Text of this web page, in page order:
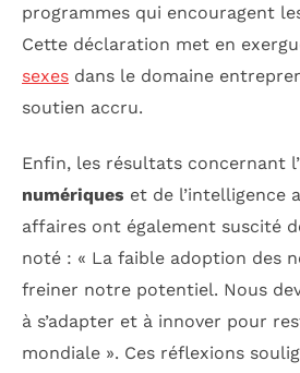
programmes qui encouragent
Cette déclaration met en
sexes dans le domaine
soutien accru.
Enfin, les résultats concernant l’
numériques et de l’intelligence
affaires ont également suscité
noté : « La faible adoption des
freiner notre potentiel. Nous
à s’adapter et à innover pour
mondiale ». Ces réflexions